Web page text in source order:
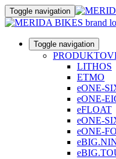
Toggle navigation
Toggle navigation
LITHOS
ETMO
eONE-
eONE-
eFLOAT
eONE-
eONE-